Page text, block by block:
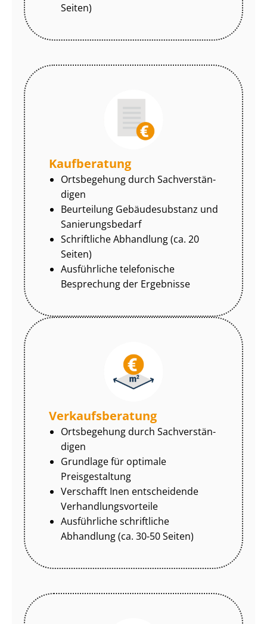
Seiten)
Kaufberatung
Ortsbegehung durch Sach­ver­stän­
di­gen
Beurteilung Gebäudesubstanz und
Sa­nie­rungs­be­darf
Schriftliche Abhandlung (ca. 20
Seiten)
Ausführliche telefonische
Besprechung der Ergebnisse
Ver­kaufs­be­ra­tung
Ortsbegehung durch Sach­ver­stän­
di­gen
Grundlage für optimale
Preisgestaltung
Verschafft Inen entscheidende
Ver­hand­lungs­vor­tei­le
Ausführliche schriftliche
Abhandlung (ca. 30-50 Seiten)